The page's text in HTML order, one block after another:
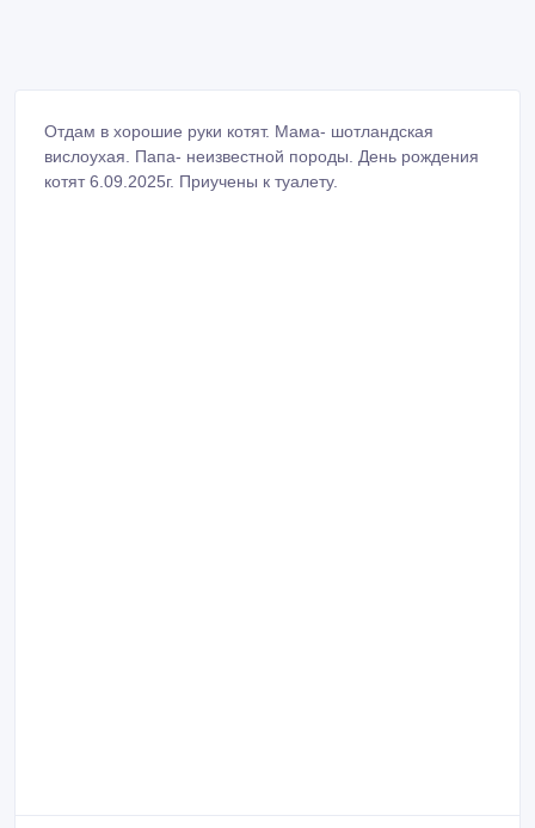
Отдам в хорошие руки котят. Мама- шотландская
вислоухая. Папа- неизвестной породы. День рождения
котят 6.09.2025г. Приучены к туалету.